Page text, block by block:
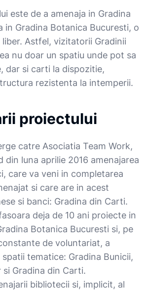
este de a amenaja in Gradina
in Gradina Botanica Bucuresti, o
Astfel, vizitatorii Gradinii
nu doar un spatiu unde pot sa
dar si carti la dispozitie,
rezistenta la intemperii.
proiectului
catre Asociatia Team Work,
din luna aprilie 2016 amenajarea
care va veni in completarea
si care are in acest
si banci: Gradina din Carti.
deja de 10 ani proiecte in
Botanica Bucuresti si, pe
de voluntariat, a
tematice: Gradina Bunicii,
si Gradina din Carti.
bibliotecii si, implicit, al